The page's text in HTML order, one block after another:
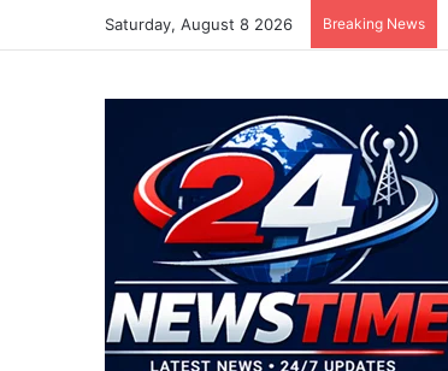
Saturday, August 8 2026 Breaking News